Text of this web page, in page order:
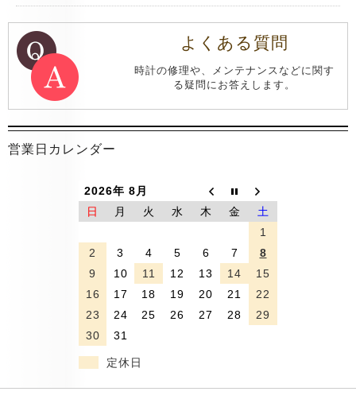
よくある質問
時計の修理や、メンテナンスなどに関す
る疑問にお答えします。
営業日カレンダー
2026年 8月
日
月 火 水 木 金
土
1
2
3 4 5 6 7
8
9
10 11 12 13 14
15
16
17 18 19 20 21
22
23
24 25 26 27 28
29
30
31
定休日